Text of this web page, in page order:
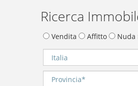
Ricerca
Vendita Affitto Nuda